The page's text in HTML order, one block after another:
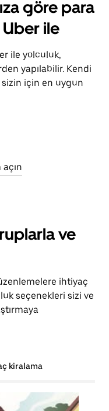
göre para
Uber ile
ile yolculuk,
yapılabilir. Kendi
sizin için en uygun
ve
ihtiyaç
seçenekleri sizi ve
kiralama